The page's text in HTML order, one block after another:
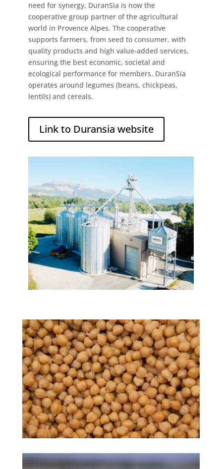
need for synergy, DuranSia is now the
cooperative group partner of the agricultural
world in Provence Alpes. The cooperative
supports farmers, from seed to consumer, with
quality products and high value-added services,
ensuring the best economic, societal and
ecological performance for members. DuranSia
operates around legumes (beans, chickpeas,
lentils) and cereals.
Link to Duransia website